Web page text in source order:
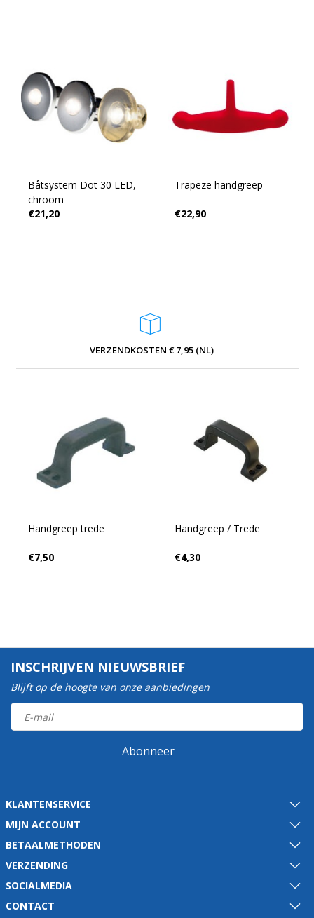
Båtsystem Dot 30 LED,
chroom
€21,20
Trapeze handgreep
€22,90
VERZENDKOSTEN € 7,95 (NL)
Handgreep trede
€7,50
Handgreep / Trede
€4,30
INSCHRIJVEN NIEUWSBRIEF
Blijft op de hoogte van onze aanbiedingen
Abonneer
KLANTENSERVICE
MIJN ACCOUNT
BETAALMETHODEN
VERZENDING
SOCIALMEDIA
CONTACT